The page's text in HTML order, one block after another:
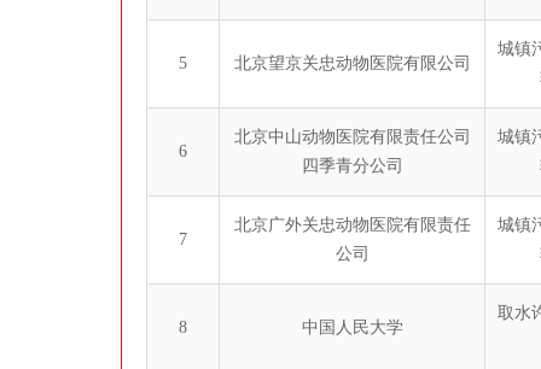
5 北京望京关忠动物医院有限公司
城镇
6
北京中山动物医院有限责任公司
四季青分公司
城镇
7
北京广外关忠动物医院有限责任
公司
城镇
8 中国人民大学
取水